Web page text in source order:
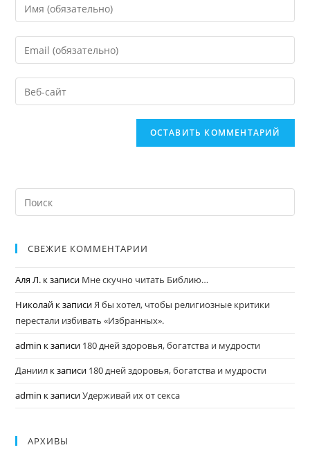
СВЕЖИЕ КОММЕНТАРИИ
Аля Л. к записи Мне скучно читать Библию…
Николай к записиЯ бы хотел, чтобы религиозные критики
перестали избивать «Избранных».
admin к записи 180 дней здоровья, богатства и мудрости
Даниил к записи 180 дней здоровья, богатства и мудрости
admin к записиУдерживай их от секса
АРХИВЫ